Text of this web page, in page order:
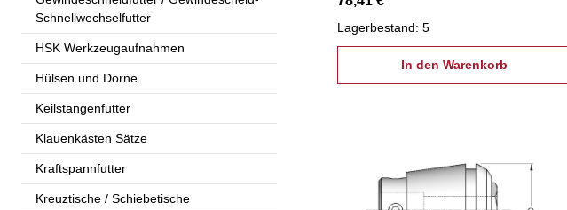
Schnellwechselfutter
HSK Werkzeugaufnahmen
Hülsen und Dorne
Keilstangenfutter
Klauenkästen Sätze
Kraftspannfutter
Kreuztische / Schiebetische
Lagerbestand: 5
In den Warenkorb